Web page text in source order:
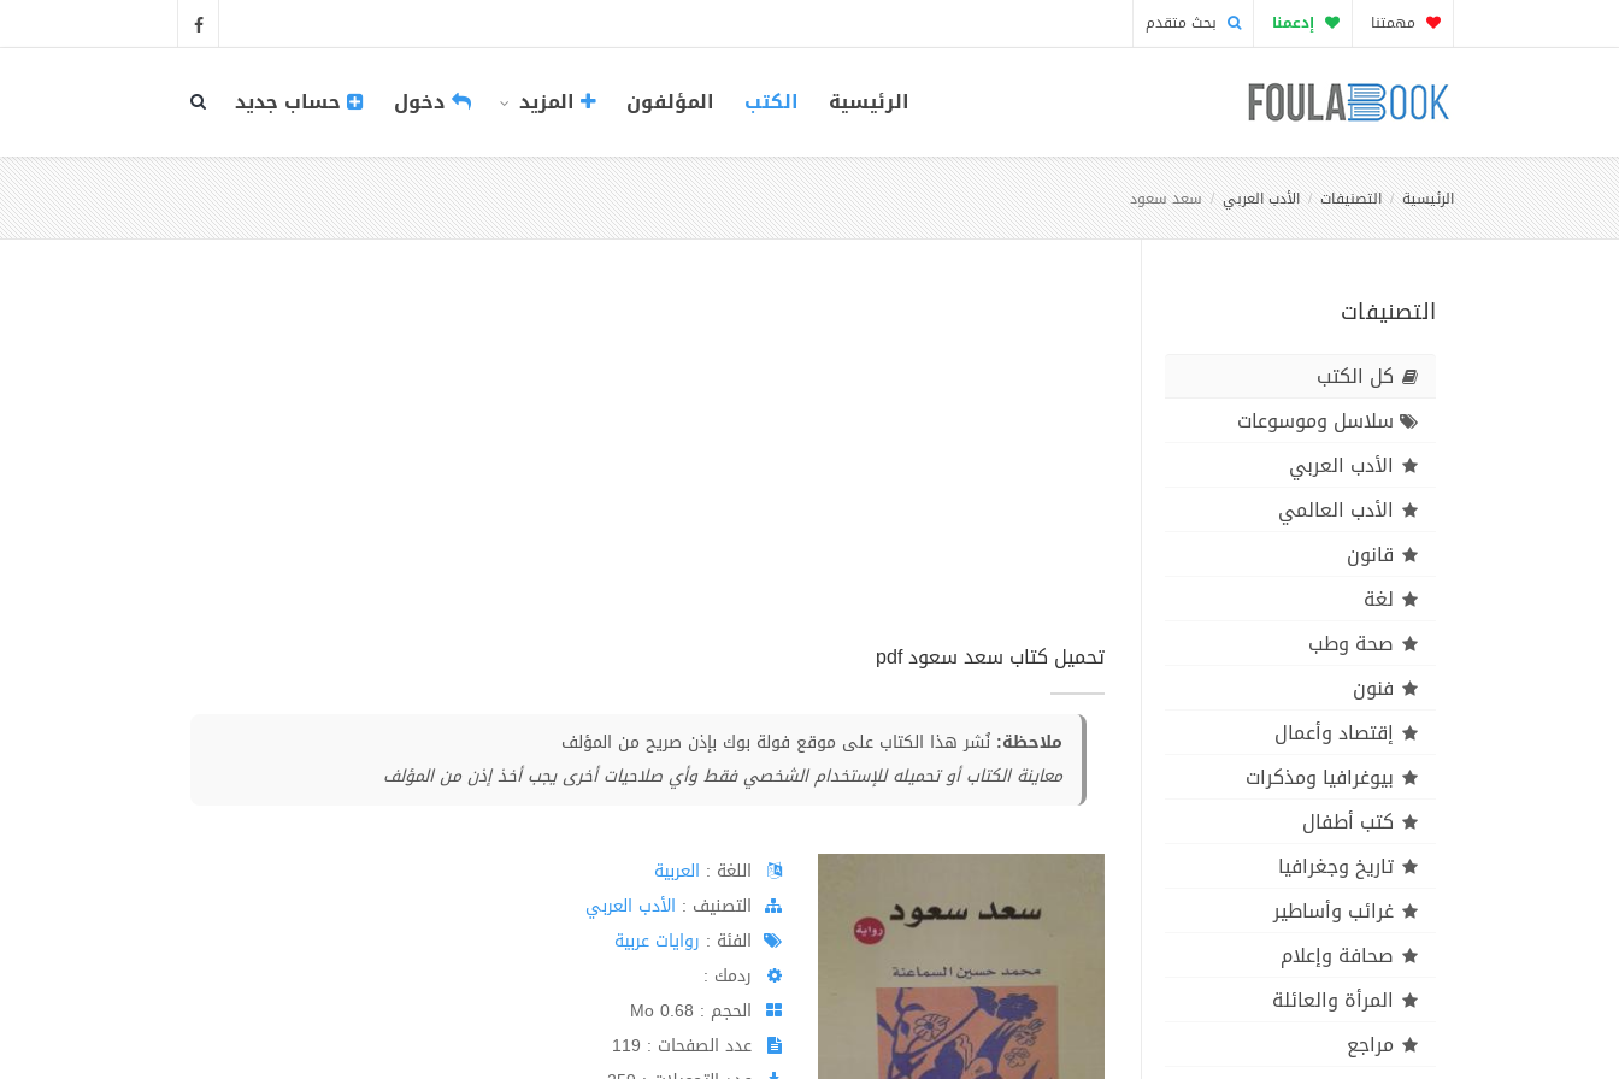
مهمتنا إدعمنا بحث متقدم
الرئيسية الكتب المؤلفون المزيد دخول حساب جديد
الرئيسية التصنيفات الأدب العربي سعد سعود
التصنيفات
كل الكتب
سلاسل وموسوعات
الأدب العربي
الأدب العالمي
قانون
لغة
صحة وطب
فنون
إقتصاد وأعمال
بيوغرافيا ومذكرات
كتب أطفال
تاريخ وجغرافيا
غرائب وأساطير
صحافة وإعلام
المرأة والعائلة
مراجع
تحميل كتاب سعد سعود pdf
ملاحظة: نُشر هذا الكتاب على موقع فولة بوك بإذن صريح من المؤلف
معاينة الكتاب أو تحميله للإستخدام الشخصي فقط وأي صلاحيات أخرى يجب أخذ إذن من المؤلف
اللغة : العربية
اﻟﺘﺼﻨﻴﻒ : الأدب العربي
الفئة : روايات عربية
ردمك :
الحجم : 0.68 Mo
عدد الصفحات : 119